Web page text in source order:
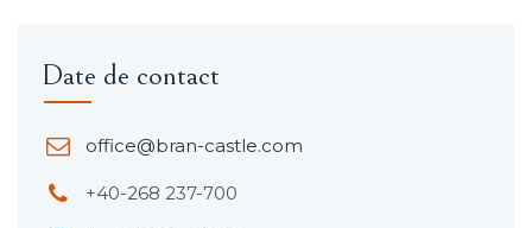
Date de contact
office@bran-castle.com
+40-268 237-700